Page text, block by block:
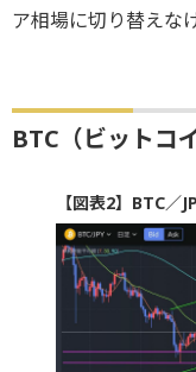
ア相場に切り替えな
BTC（ビットコ
【図表2】BTC／